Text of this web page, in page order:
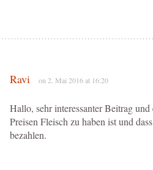
Ravi on 2. Mai 2016 at 16:20
Hallo, sehr interessanter Beitrag
Preisen Fleisch zu haben ist und
bezahlen.